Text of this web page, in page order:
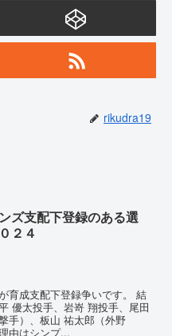
rikudra19
ズ支配下登録のある選
２４
育成支配下登録争いです。 結
優太投手、岩嵜 翔投手、尾田
手）、板山 祐太郎（外野
由はシンプ...